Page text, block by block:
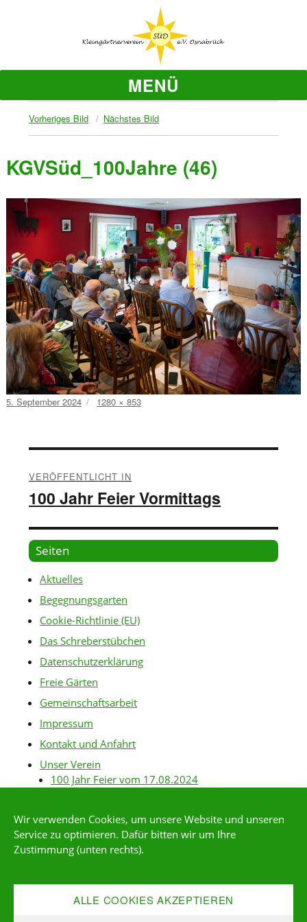
Wir verwenden Cookies, um unsere Website und unseren
Service zu optimieren. Dafür bitten wir um Ihre
Zustimmung (unten rechts).
ALLE COOKIES AKZEPTIEREN
MENÜ
Vorheriges Bild Nächstes Bild
KGVSüd_100Jahre (46)
Veröffentlicht
5. September 2024
Volle
1280 × 853
VERÖFFENTLICHT IN
100 Jahr Feier Vormittags
Seiten
Aktuelles
Begegnungsgarten
Cookie-Richtlinie (EU)
Das Schreberstübchen
Datenschutzerklärung
Freie Gärten
Gemeinschaftsarbeit
Impressum
Kontakt und Anfahrt
Unser Verein
100 Jahr Feier vom 17.08.2024
Gartenanlagen
Gartenordnung
Kleingärtner*in werden
Mitgliederservice